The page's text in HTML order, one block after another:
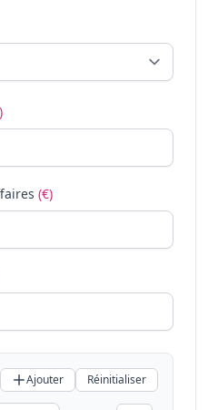
(€)
Ajouter Réinitialiser